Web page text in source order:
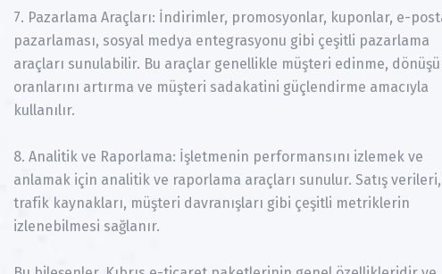
7. Pazarlama Araçları: İndirimler, promosyonlar, kuponlar, e-
pazarlaması, sosyal medya entegrasyonu gibi çeşitli pazarlama
araçları sunulabilir. Bu araçlar genellikle müşteri edinme,
oranlarını artırma ve müşteri sadakatini güçlendirme amacıyla
kullanılır.
8. Analitik ve Raporlama: İşletmenin performansını izlemek ve
anlamak için analitik ve raporlama araçları sunulur. Satış verileri,
trafik kaynakları, müşteri davranışları gibi çeşitli metriklerin
izlenebilmesi sağlanır.